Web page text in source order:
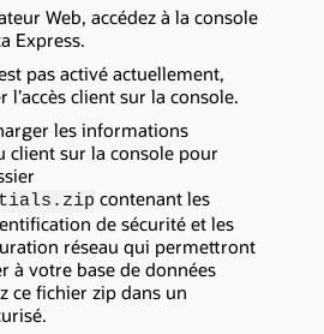
Web, accédez à la console
Express.
pas activé actuellement,
l’accès client sur la console.
les informations
client sur la console pour
contenant les
de sécurité et les
réseau qui permettront
à votre base de données
ce fichier zip dans un